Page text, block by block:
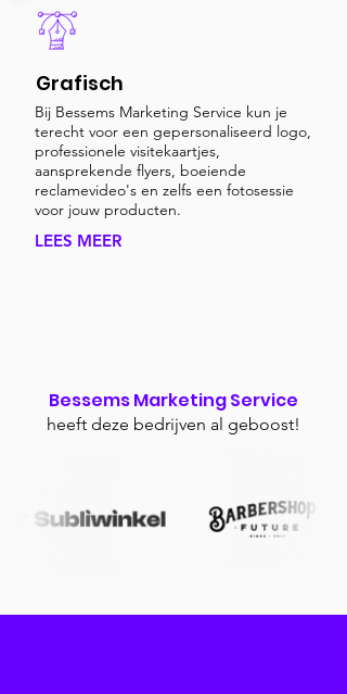
Grafisch
Bij Bessems Marketing Service kun je
terecht voor een gepersonaliseerd logo,
professionele visitekaartjes,
aansprekende flyers, boeiende
reclamevideo's en zelfs een fotosessie
voor jouw producten.
LEES MEER
Bessems Marketing Service
heeft deze bedrijven al geboost!